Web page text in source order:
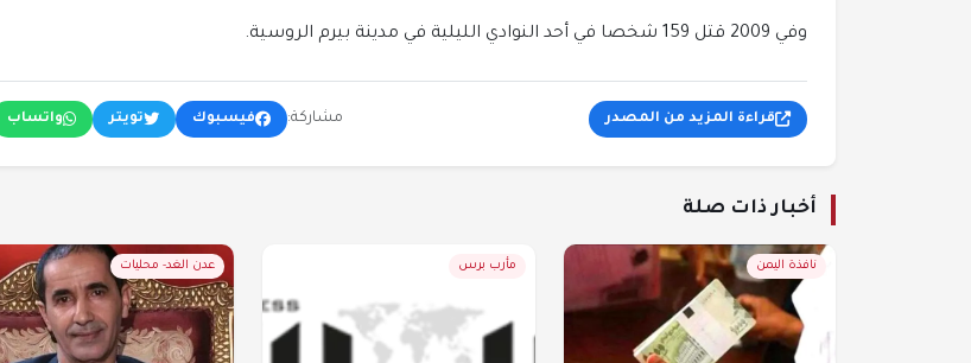
وفي 2009 قتل 159 شخصا في أحد النوادي الليلية في مدينة بيرم الروسية.
قراءة المزيد من المصدر مشاركة: فيسبوك تويتر واتساب
أخبار ذات صلة
نافذة اليمن مأرب برس عدن الغد- محليات